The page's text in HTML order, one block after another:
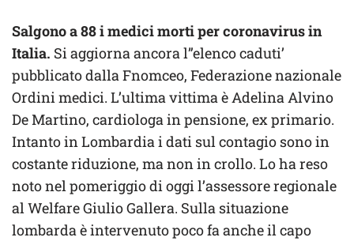
Salgono a 88 i medici morti per coronavirus in
Italia. Si aggiorna ancora l”elenco caduti’
pubblicato dalla Fnomceo, Federazione nazionale
Ordini medici. L’ultima vittima è Adelina Alvino
De Martino, cardiologa in pensione, ex primario.
Intanto in Lombardia i dati sul contagio sono in
costante riduzione, ma non in crollo. Lo ha reso
noto nel pomeriggio di oggi l’assessore regionale
al Welfare Giulio Gallera. Sulla situazione
lombarda è intervenuto poco fa anche il capo